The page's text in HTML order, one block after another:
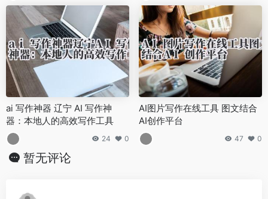
ai 写作神器 辽宁 AI 写作神
器：本地人的高效写作工具
24 0
AI图片写作在线工具 图文结合
AI创作平台
47 0
暂无评论